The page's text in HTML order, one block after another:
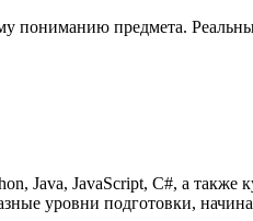
пониманию предмета.
Java, JavaScript, C#, а
уровни подготовки,